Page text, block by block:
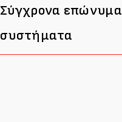
Σύγχρονα επώνυμα
συστήματα